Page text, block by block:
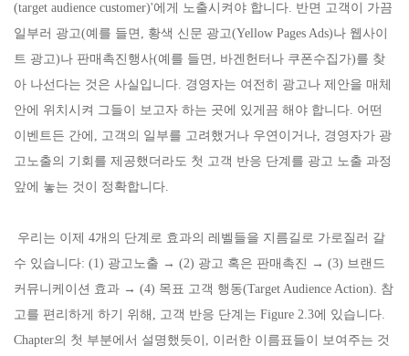
(target audience customer)'에게 노출시켜야 합니다. 반면 고객이 가끔
일부러 광고(예를 들면, 황색 신문 광고(Yellow Pages Ads)나 웹사이
트 광고)나 판매촉진행사(예를 들면, 바겐헌터나 쿠폰수집가)를 찾
아 나선다는 것은 사실입니다. 경영자는 여전히 광고나 제안을 매체
안에 위치시켜 그들이 보고자 하는 곳에 있게끔 해야 합니다. 어떤
이벤트든 간에, 고객의 일부를 고려했거나 우연이거나, 경영자가 광
고노출의 기회를 제공했더라도 첫 고객 반응 단계를 광고 노출 과정
앞에 놓는 것이 정확합니다.
우리는 이제 4개의 단계로 효과의 레벨들을 지름길로 가로질러 갈
수 있습니다: (1) 광고노출 → (2) 광고 혹은 판매촉진 → (3) 브랜드
커뮤니케이션 효과 → (4) 목표 고객 행동(Target Audience Action). 참
고를 편리하게 하기 위해, 고객 반응 단계는 Figure 2.3에 있습니다.
Chapter의 첫 부분에서 설명했듯이, 이러한 이름표들이 보여주는 것